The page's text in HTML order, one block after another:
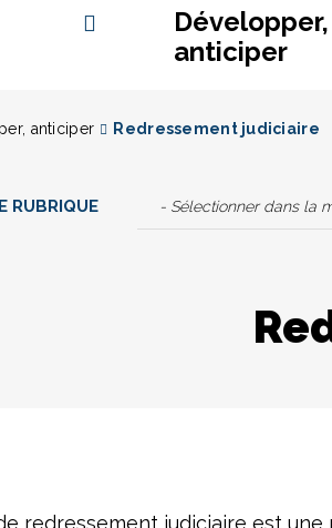
Développer,
anticiper
anticiper Redressement judiciaire
RUBRIQUE - Sélectionner dans la
redressement judiciaire est